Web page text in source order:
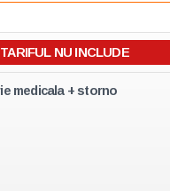
TARIFUL NU INCLUDE
medicala + storno